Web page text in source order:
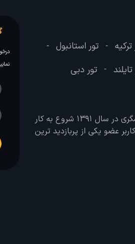
ترکیه - تور استانبول -
- تور دبی
وب سایت لحظه آخر با هدف ایجاد بانکی جامع در تمامی زمینه های گردشگری در سال 1391 شروع به کار
کاربر عضو یکی از پربازدید ترین